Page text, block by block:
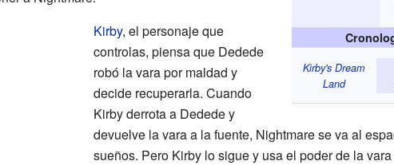
Kirby's Dream
Land
Kirby, el personaje que
controlas, piensa que Dedede
robó la vara por maldad y
decide recuperarla. Cuando
Kirby derrota a Dedede y
devuelve la vara a la fuente, Nightmare se va al
sueños. Pero Kirby lo sigue y usa el poder de la